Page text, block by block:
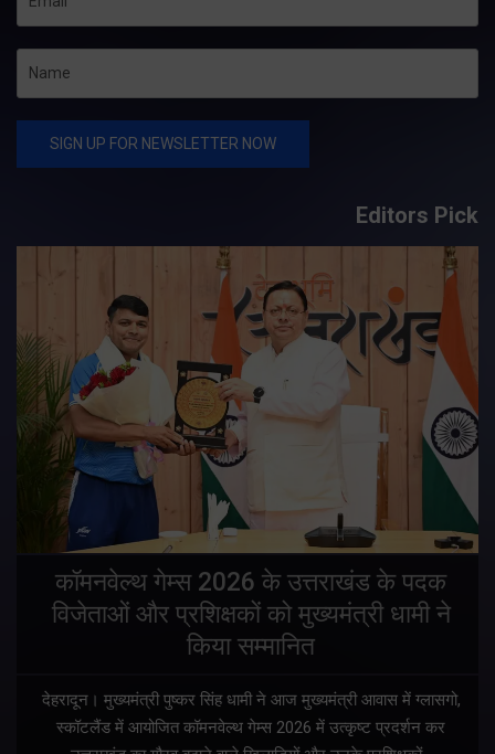
Editors Pick
कॉमनवेल्थ गेम्स 2026 के उत्तराखंड के पदक
विजेताओं और प्रशिक्षकों को मुख्यमंत्री धामी ने
किया सम्मानित
देहरादून। मुख्यमंत्री पुष्कर सिंह धामी ने आज मुख्यमंत्री आवास में ग्लासगो,
स्कॉटलैंड में आयोजित कॉमनवेल्थ गेम्स 2026 में उत्कृष्ट प्रदर्शन कर